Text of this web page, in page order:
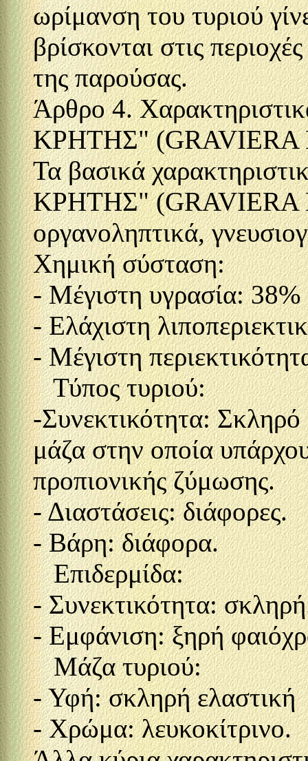
ωρίμανση του τυριού
βρίσκονται στις
της παρούσας.
Άρθρο 4.
ΚΡΗΤΗΣ" (GRAVIERA
Τα βασικά
ΚΡΗΤΗΣ" (GRAVIERA
οργανοληπτικά,
Χημική σύσταση:
- Μέγιστη υγρασία: 38%
- Ελάχιστη
- Μέγιστη
Τύπος τυριού:
-Συνεκτικότητα:
μάζα στην οποία
προπιονικής ζύμωσης.
- Διαστάσεις: διάφορες.
- Βάρη: διάφορα.
Επιδερμίδα:
- Συνεκτικότητα:
- Εμφάνιση: ξηρή
Μάζα τυριού:
- Υφή: σκληρή ελαστική
- Χρώμα: λευκοκίτρινο.